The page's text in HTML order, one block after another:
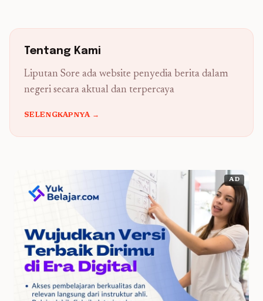
Tentang Kami
Liputan Sore ada website penyedia berita dalam
negeri secara aktual dan terpercaya
SELENGKAPNYA →
AD